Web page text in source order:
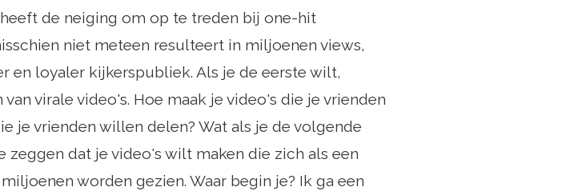
de neiging om op te treden bij one-hit
niet meteen resulteert in miljoenen views,
en loyaler kijkerspubliek. Als je de eerste wilt,
virale video's. Hoe maak je video's die je vrienden
je vrienden willen delen? Wat als je de volgende
zeggen dat je video's wilt maken die zich als een
worden gezien. Waar begin je? Ik ga een